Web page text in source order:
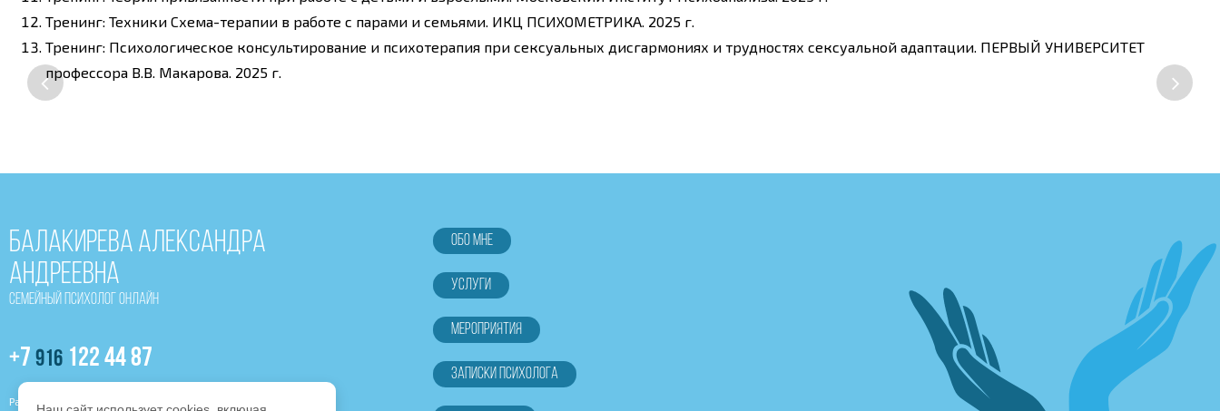
Тренинг: Техники Схема-терапии в работе с парами и семьями. ИКЦ ПСИХОМЕТРИКА. 2025 г.
Тренинг: Психологическое консультирование и психотерапия при сексуальных дисгармониях и трудностях сексуальной адаптации. ПЕРВЫЙ УНИВЕРСИТЕТ
профессора В.В. Макарова. 2025 г.
Балакирева Александра
Андреевна
Семейный психолог онлайн
+7 916 122 44 87
Разработка и продвижение сайта Студия MERBAL
Обо мне
Услуги
Мероприятия
Записки психолога